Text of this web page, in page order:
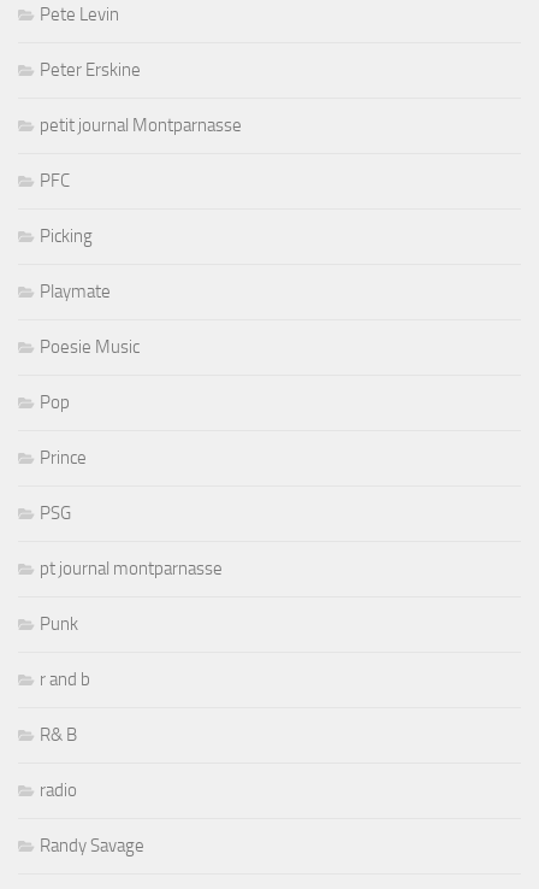
Pete Levin
Peter Erskine
petit journal Montparnasse
PFC
Picking
Playmate
Poesie Music
Pop
Prince
PSG
pt journal montparnasse
Punk
r and b
R& B
radio
Randy Savage